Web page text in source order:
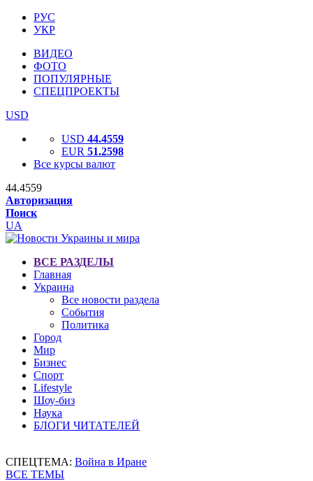
РУС
УКР
ВИДЕО
ФОТО
ПОПУЛЯРНЫЕ
СПЕЦПРОЕКТЫ
USD
USD 44.4559
EUR 51.2598
Все курсы валют
44.4559
Авторизация
Поиск
UA
ВСЕ РАЗДЕЛЫ
Главная
Украина
Все новости раздела
События
Политика
Город
Мир
Бизнес
Спорт
Lifestyle
Шоу-биз
Наука
БЛОГИ ЧИТАТЕЛЕЙ
СПЕЦТЕМА: Война в Иране
ВСЕ ТЕМЫ